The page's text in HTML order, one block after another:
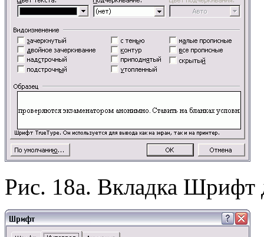
Рис. 18а. Вкладка Шрифт